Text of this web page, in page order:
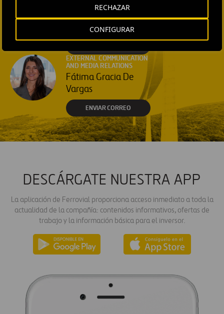
CONFIGURAR
RECHAZAR
EXTERNAL COMMUNICATION
AND MEDIA RELATIONS
Isabel Muñoz Torres
EXTERNAL COMMUNICATION
AND MEDIA RELATIONS
Fátima Gracia De
Vargas
ENVIAR CORREO
DESCÁRGATE NUESTRA APP
La aplicación de Ferrovial proporciona acceso inmediato a toda la
actualidad de la compañía: contenidos informativos, ofertas de
trabajo y la información básica para el inversor.